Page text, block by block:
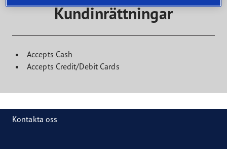
Kundinrättningar
Accepts Cash
Accepts Credit/Debit Cards
Kontakta oss